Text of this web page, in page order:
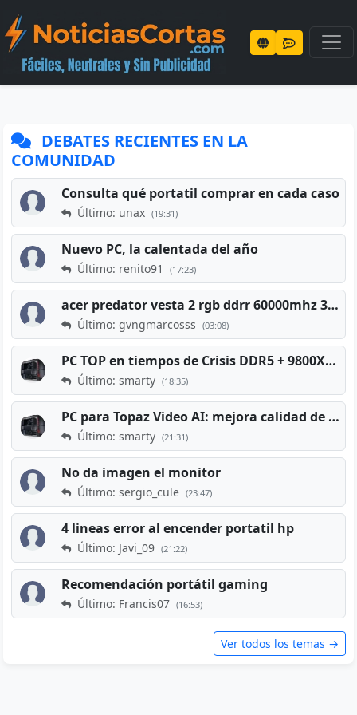
DEBATES RECIENTES EN LA
COMUNIDAD
Consulta qué portatil comprar en cada caso
Último: unax (19:31)
Nuevo PC, la calentada del año
Último: renito91 (17:23)
acer predator vesta 2 rgb ddrr 60000mhz 32gb x2 16gb
Último: gvngmarcosss (03:08)
PC TOP en tiempos de Crisis DDR5 + 9800X3D + RTX 5080 [2026][2400€]
Último: smarty (18:35)
PC para Topaz Video AI: mejora calidad de vídeos viejos
Último: smarty (21:31)
No da imagen el monitor
Último: sergio_cule (23:47)
4 lineas error al encender portatil hp
Último: Javi_09 (21:22)
Recomendación portátil gaming
Último: Francis07 (16:53)
Ver todos los temas →